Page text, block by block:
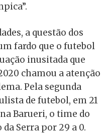
a questão dos
fardo que o futebol
inusitada que
chamou a atenção
Pela segunda
de futebol, em 21
Barueri, o time do
Serra por 29 a 0.